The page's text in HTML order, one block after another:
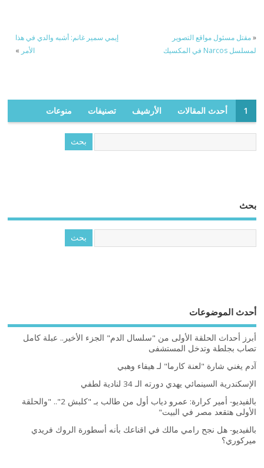
«مقتل مسئول مواقع التصوير
لمسلسل Narcos في المكسيك
إيمي سمير غانم: أشبه والدي في هذا
الأمر »
1 أحدث المقالات الأرشيف تصنيفات منوعات
بحث
أحدث الموضوعات
أبرز أحداث الحلقة الأولى من "سلسال الدم" الجزء الأخير.. عبلة كامل
تصاب بجلطة وتدخل المستشفى
آدم يغني شارة "لعنة كارما" لـ هيفاء وهبي
الإسكندرية السينمائي يهدي دورته الـ 34 لنادية لطفي
بالفيديو- أمير كرارة: عمرو دياب أول من طالب بـ "كلبش 2".. "والحلقة
الأولى هتقعد مصر في البيت"
بالفيديو- هل نجح رامي مالك في اقناعك بأنه أسطورة الروك فريدي
ميركوري؟